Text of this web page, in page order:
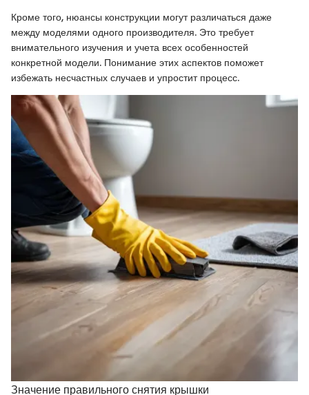
Кроме того, нюансы конструкции могут различаться даже
между моделями одного производителя. Это требует
внимательного изучения и учета всех особенностей
конкретной модели. Понимание этих аспектов поможет
избежать несчастных случаев и упростит процесс.
Значение правильного снятия крышки